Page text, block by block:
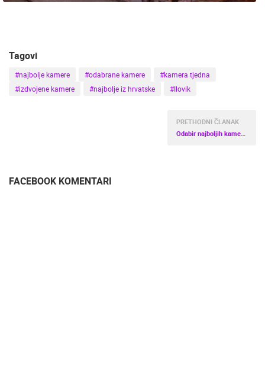
Tagovi
#najbolje kamere #odabrane kamere
#kamera tjedna
#izdvojene kamere
#najbolje iz hrvatske #Ilovik
PRETHODNI ČLANAK
Odabir najboljih kamera tjedna 2019.
FACEBOOK KOMENTARI